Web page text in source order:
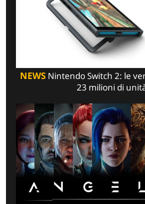
NEWS Nintendo Switch 2: le
23 milioni di